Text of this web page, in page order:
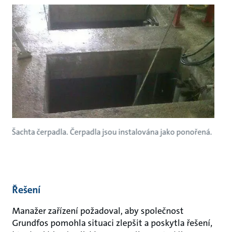
Šachta čerpadla. Čerpadla jsou instalována jako ponořená.
Řešení
Manažer zařízení požadoval, aby společnost
Grundfos pomohla situaci zlepšit a poskytla řešení,